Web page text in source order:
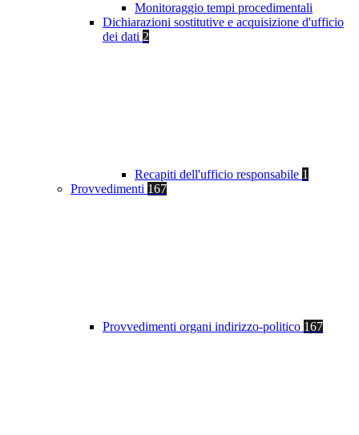
Monitoraggio tempi procedimentali
Dichiarazioni sostitutive e acquisizione d'ufficio
dei dati 2
Recapiti dell'ufficio responsabile 1
Provvedimenti 167
Provvedimenti organi indirizzo-politico 167